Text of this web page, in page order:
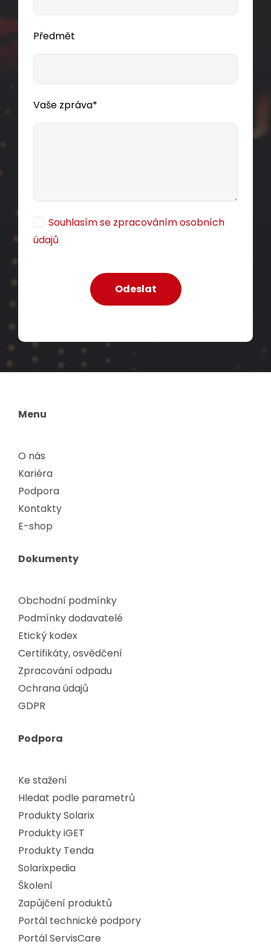
Předmět
Vaše zpráva*
Souhlasím se zpracováním osobních
údajů
Menu
O nás
Kariéra
Podpora
Kontakty
E-shop
Dokumenty
Obchodní podmínky
Podmínky dodavatelé
Etický kodex
Certifikáty, osvědčení
Zpracování odpadu
Ochrana údajů
GDPR
Podpora
Ke stažení
Hledat podle parametrů
Produkty Solarix
Produkty iGET
Produkty Tenda
Solarixpedia
Školení
Zapůjčení produktů
Portál technické podpory
Portál ServisCare